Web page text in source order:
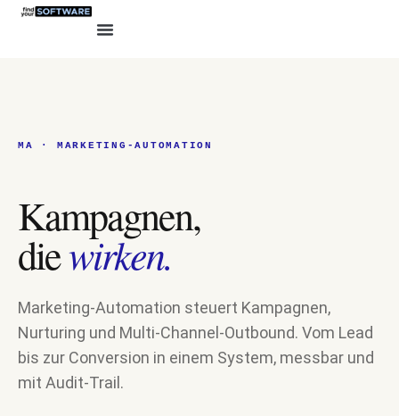
MA · MARKETING-AUTOMATION
Kampagnen,
diewirken.
Marketing-Automation steuert Kampagnen,
Nurturing und Multi-Channel-Outbound. Vom Lead
bis zur Conversion in einem System, messbar und
mit Audit-Trail.